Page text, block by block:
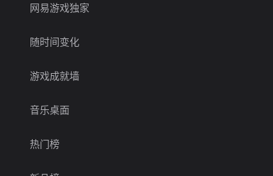
网易游戏独家
随时间变化
游戏成就墙
音乐桌面
热门榜